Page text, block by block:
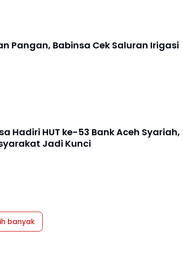
Pangan, Babinsa Cek Saluran Irigasi
Hadiri HUT ke-53 Bank Aceh Syariah,
Jadi Kunci
banyak